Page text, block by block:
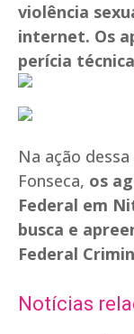
violência
internet. Os
perícia
Na ação
Fonseca, os
Federal em
busca e
Federal
Notícias